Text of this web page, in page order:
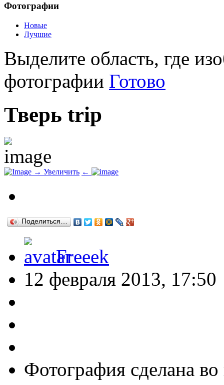
Фотографии
Новые
Лучшие
Выделите область, где
фотографии Готово
Тверь trip
→ Увеличить ←
Поделиться…
Freeek
12 февраля 2013, 17:50
Фотография сделана